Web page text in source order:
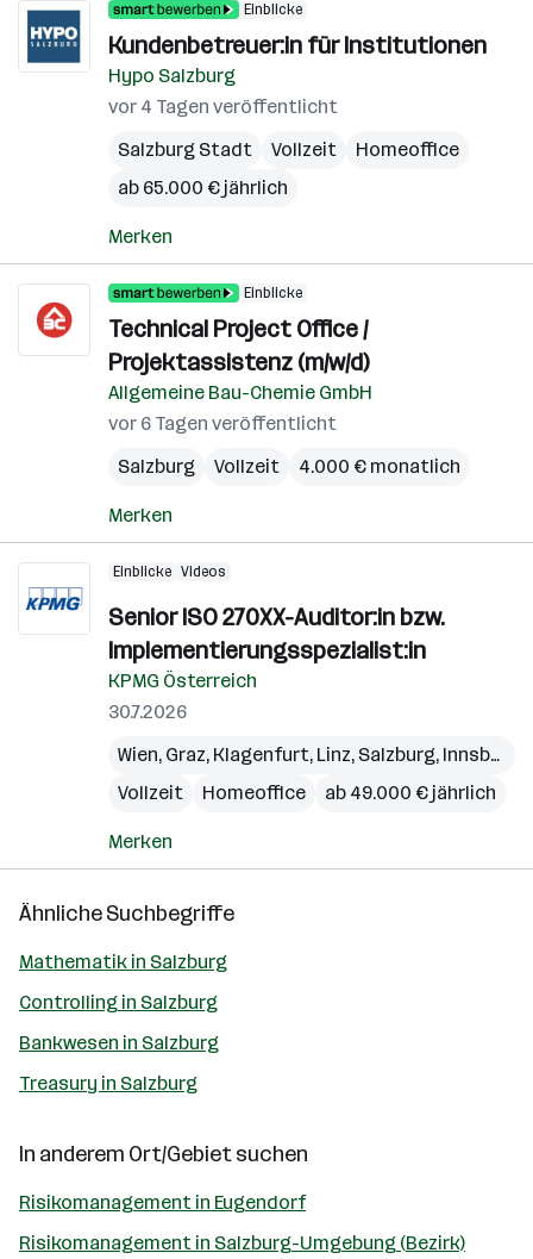
Einblicke
Kundenbetreuer:in für Institutionen
Hypo Salzburg
vor 4 Tagen veröffentlicht
Salzburg Stadt
Vollzeit
Homeoffice
ab 65.000 € jährlich
Merken
Einblicke
Technical Project Office /
Projektassistenz (m/w/d)
Allgemeine Bau-Chemie GmbH
vor 6 Tagen veröffentlicht
Salzburg
Vollzeit 4.000 € monatlich
Merken
Einblicke Videos
Senior ISO 270XX-Auditor:in bzw.
Implementierungsspezialist:in
KPMG Österreich
30.7.2026
Wien, Graz, Klagenfurt, Linz, Salzburg, Innsbruck
Vollzeit
Homeoffice ab 49.000 € jährlich
Merken
Ähnliche Suchbegriffe
Mathematik in Salzburg
Controlling in Salzburg
Bankwesen in Salzburg
Treasury in Salzburg
In anderem Ort/Gebiet suchen
Risikomanagement in Eugendorf
Risikomanagement in Salzburg-Umgebung (Bezirk)